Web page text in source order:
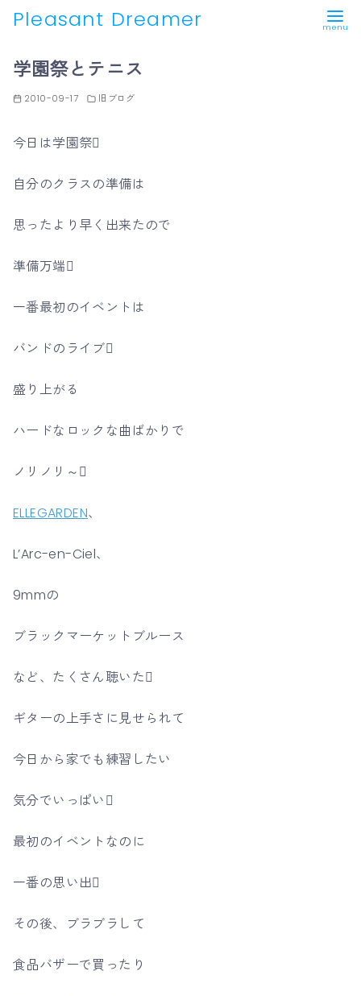
Pleasant Dreamer
学園祭とテニス
2010-09-17 旧ブログ
今日は学園祭
自分のクラスの準備は
思ったより早く出来たので
準備万端
一番最初のイベントは
バンドのライブ
盛り上がる
ハードなロックな曲ばかりで
ノリノリ～
ELLEGARDEN、
L’Arc-en-Ciel、
9mmの
ブラックマーケットブルース
など、たくさん聴いた
ギターの上手さに見せられて
今日から家でも練習したい
気分でいっぱい
最初のイベントなのに
一番の思い出
その後、ブラブラして
食品バザーで買ったり